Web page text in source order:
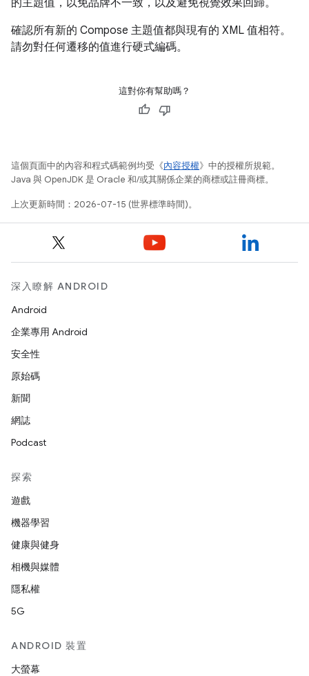
的主題值，以免品牌不一致，以及避免視覺效果回歸。
確認所有新的 Compose 主題值都與現有的 XML 值相符。
請勿對任何遷移的值進行硬式編碼。
這對你有幫助嗎？
這個頁面中的內容和程式碼範例均受《內容授權》中的授權所規範。
Java 與 OpenJDK 是 Oracle 和/或其關係企業的商標或註冊商標。
上次更新時間：2026-07-15 (世界標準時間)。
深入瞭解 ANDROID
Android
企業專用 Android
安全性
原始碼
新聞
網誌
Podcast
探索
遊戲
機器學習
健康與健身
相機與媒體
隱私權
5G
ANDROID 裝置
大螢幕